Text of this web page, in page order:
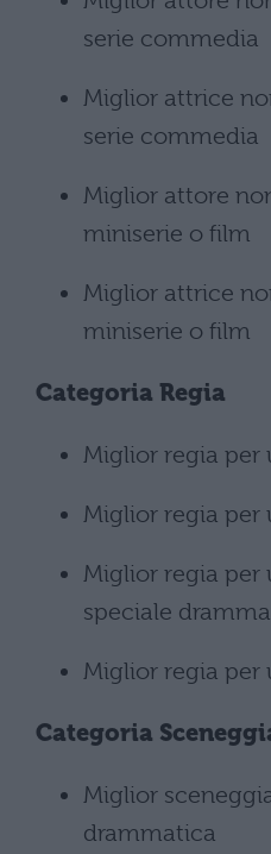
serie commedia
Miglior attrice
serie commedia
Miglior attore
miniserie o film
Miglior attrice
miniserie o film
Categoria Regia
Miglior regia per
Miglior regia per
Miglior regia per
speciale
Miglior regia per
Categoria
Miglior
drammatica